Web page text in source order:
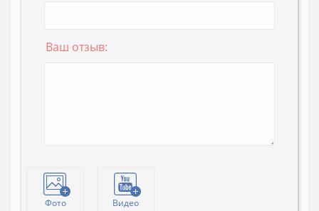
Ваш отзыв:
Фото Видео